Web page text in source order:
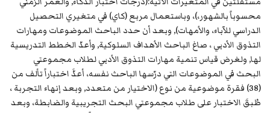
محسوباً بالشهور،)، وباستعمال مربع (كاي) في متغيري التحصيل
الدراسي للآباء، والأمهات), وبعد أن حدد الباحث الموضوعات ومهارات
التذوق الأدبي ، صاغ الباحث الأهداف السلوكية, وأعدّ الخطط التدريسية
لها, ولغرض قياس تنمية مهارات التذوق الأدبي لطلاب مجموعتي
البحث في الموضوعات التي درّسها الباحث نفسه، أعدَّ اختباراً تألف من
(38) فقرة موضوعية من نوع (الاختيار من متعدد, وبعد إنهاء التجربة ،
طُبقَ الاختبار على طلاب مجموعتي البحث التجريبية والضابطة، وبعد